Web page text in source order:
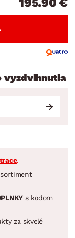
vyzdvihnutia
.
sortiment
s kódom
za skvelé